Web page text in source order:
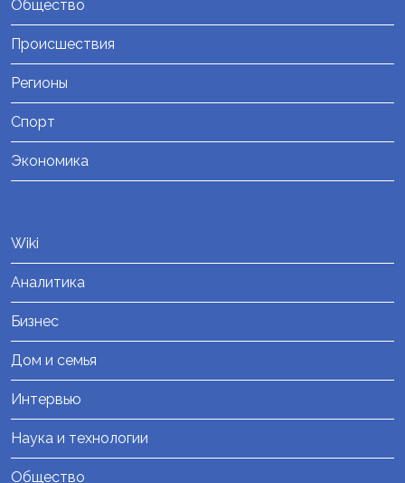
Общество
Происшествия
Регионы
Спорт
Экономика
Wiki
Аналитика
Бизнес
Дом и семья
Интервью
Наука и технологии
Общество